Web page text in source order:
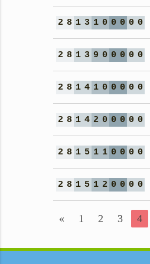
2 8 1 3 1 0 0 0 0 0
2 8 1 3 9 0 0 0 0 0
2 8 1 4 1 0 0 0 0 0
2 8 1 4 2 0 0 0 0 0
2 8 1 5 1 1 0 0 0 0
2 8 1 5 1 2 0 0 0 0
« 1 2 3 4